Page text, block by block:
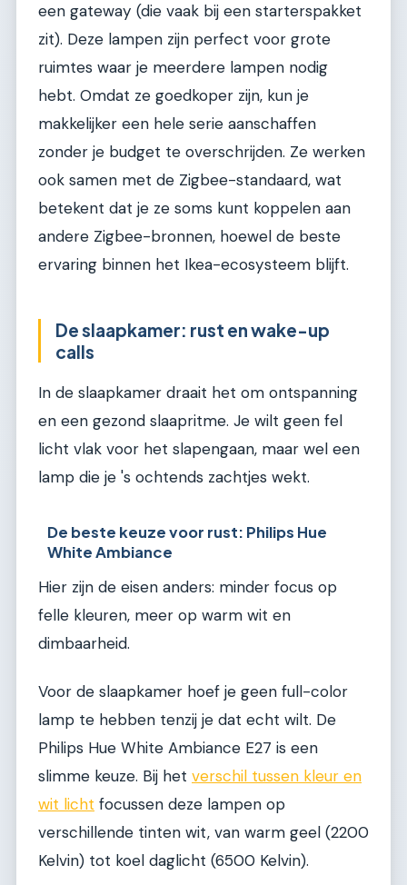
een gateway (die vaak bij een starterspakket
zit). Deze lampen zijn perfect voor grote
ruimtes waar je meerdere lampen nodig
hebt. Omdat ze goedkoper zijn, kun je
makkelijker een hele serie aanschaffen
zonder je budget te overschrijden. Ze werken
ook samen met de Zigbee-standaard, wat
betekent dat je ze soms kunt koppelen aan
andere Zigbee-bronnen, hoewel de beste
ervaring binnen het Ikea-ecosysteem blijft.
De slaapkamer: rust en wake-up
calls
In de slaapkamer draait het om ontspanning
en een gezond slaapritme. Je wilt geen fel
licht vlak voor het slapengaan, maar wel een
lamp die je 's ochtends zachtjes wekt.
De beste keuze voor rust: Philips Hue
White Ambiance
Hier zijn de eisen anders: minder focus op
felle kleuren, meer op warm wit en
dimbaarheid.
Voor de slaapkamer hoef je geen full-color
lamp te hebben tenzij je dat echt wilt. De
Philips Hue White Ambiance E27 is een
slimme keuze. Bij het verschil tussen kleur en
wit licht focussen deze lampen op
verschillende tinten wit, van warm geel (2200
Kelvin) tot koel daglicht (6500 Kelvin).